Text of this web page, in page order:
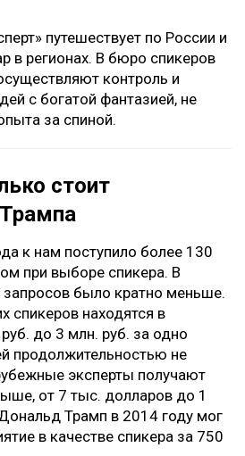
путешествует по России и
в регионах. В бюро спикеров
контроль и
с богатой фантазией, не
за спиной.
стоит
к нам поступило более 130
при выборе спикера. В
было кратно меньше.
спикеров находятся в
до 3 млн. руб. за одно
продолжительностью не
эксперты получают
от 7 тыс. долларов до 1
Трамп в 2014 году мог
в качестве спикера за 750